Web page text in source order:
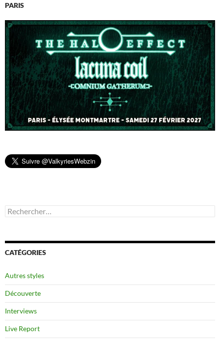
PARIS
Rechercher :
CATÉGORIES
Autres styles
Découverte
Interviews
Live Report